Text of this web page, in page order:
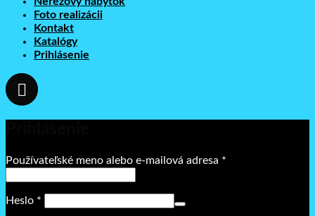
Foto realizácii
Kontakt
Katalógy
Prihlásenie
Používateľské meno alebo e-mailová adresa *
Heslo *